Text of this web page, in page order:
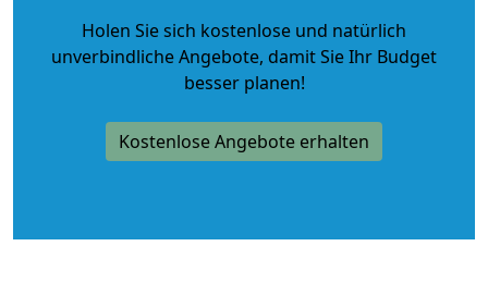
Holen Sie sich kostenlose und natürlich
unverbindliche Angebote, damit Sie Ihr Budget
besser planen!
Kostenlose Angebote erhalten